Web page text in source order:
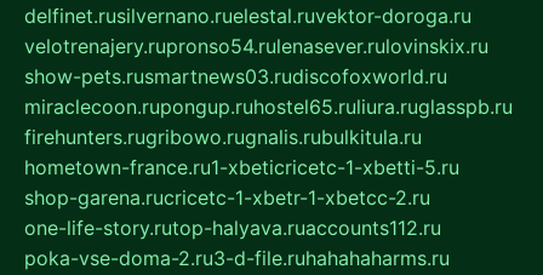
delfinet.rusilvernano.ruelestal.ruvektor-doroga.ru
velotrenajery.rupronso54.rulenasever.rulovinskix.ru
show-pets.rusmartnews03.rudiscofoxworld.ru
miraclecoon.rupongup.ruhostel65.ruliura.ruglasspb.ru
firehunters.rugribowo.rugnalis.rubulkitula.ru
hometown-france.ru1-xbeticricetc-1-xbetti-5.ru
shop-garena.rucricetc-1-xbetr-1-xbetcc-2.ru
one-life-story.rutop-halyava.ruaccounts112.ru
poka-vse-doma-2.ru3-d-file.ruhahahaharms.ru